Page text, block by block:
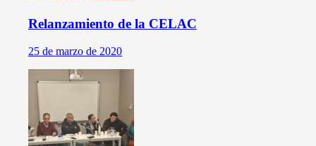
Relanzamiento de la CELAC
25 de marzo de 2020